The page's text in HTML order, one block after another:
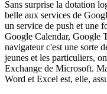
Sans surprise la dotation
belle aux services de
un service de push et une
Google Calendar, Google
navigateur c'est une sorte
jeunes et les particuliers,
Exchange de Microsoft.
Word et Excel est, elle,